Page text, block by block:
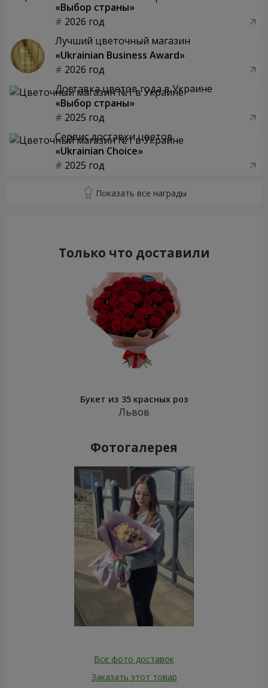
«Выбор страны»
2026 год
Лучший цветочный магазин
«Ukrainian Business Award»
2026 год
Доставка цветов года в Украине
«Выбор страны»
2025 год
Сервис доставки цветов
«Ukrainian Choice»
2025 год
Только что доставили
Букет из 35 красных роз
Львов
Фотогалерея
Все фото доставок
Заказать этот товар